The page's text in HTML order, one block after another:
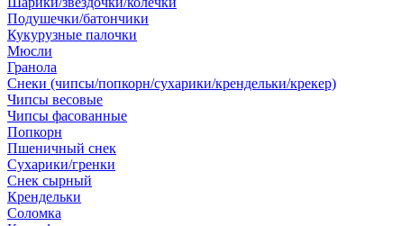
Подушечки/батончики
Кукурузные палочки
Мюсли
Гранола
Снеки (чипсы/попкорн/сухарики/крендельки/крекер)
Чипсы весовые
Чипсы фасованные
Попкорн
Пшеничный снек
Сухарики/гренки
Снек сырный
Крендельки
Соломка